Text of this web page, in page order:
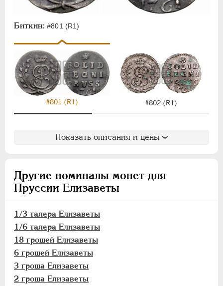
Биткин: #801 (R1)
#801 (R1) #802 (R1)
Показать описания и цены
Другие номиналы монет для
Пруссии Елизаветы
1/3 талера Елизаветы
1/6 талера Елизаветы
18 грошей Елизаветы
6 грошей Елизаветы
3 гроша Елизаветы
2 гроша Елизаветы